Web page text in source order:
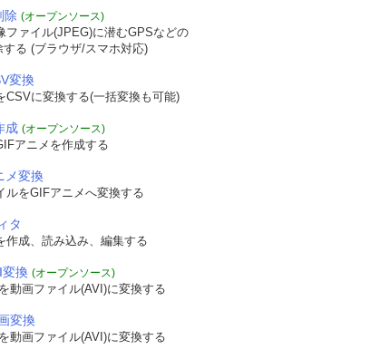
除 (オープンソース)
ファイル(JPEG)に潜むGPSなどの
る (ブラウザ/スマホ対応)
変換
CSVに変換する(一括変換も可能)
成 (オープンソース)
アニメを作成する
メ変換
ルをGIFアニメへ変換する
タ
作成、読み込み、編集する
変換 (オープンソース)
動画ファイル(AVI)に変換する
変換
動画ファイル(AVI)に変換する